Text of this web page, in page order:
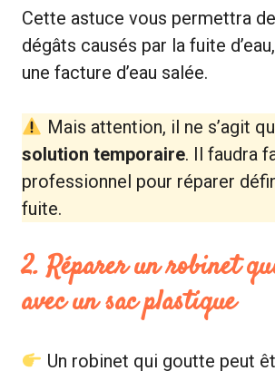
Cette astuce vous permettra
dégâts causés par la fuite
une facture d’eau salée.
Mais attention, il ne s’agit
solution temporaire. Il faudra
professionnel pour réparer
fuite.
2. Réparer un robinet
avec un sac plastique
Un robinet qui goutte peut